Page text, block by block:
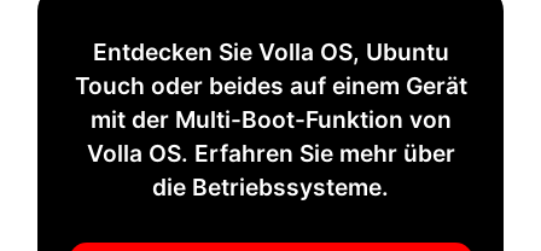
Entdecken Sie Volla OS, Ubuntu
Touch oder beides auf einem Gerät
mit der Multi-Boot-Funktion von
Volla OS. Erfahren Sie mehr über
die Betriebssysteme.